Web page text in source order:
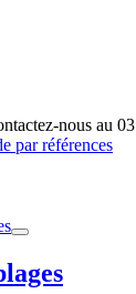
nous au
par références